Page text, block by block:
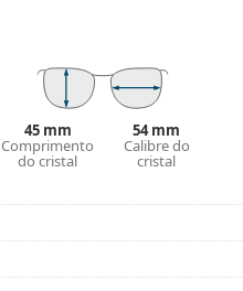
45 mm
Comprimento
do cristal
54 mm
Calibre do
cristal